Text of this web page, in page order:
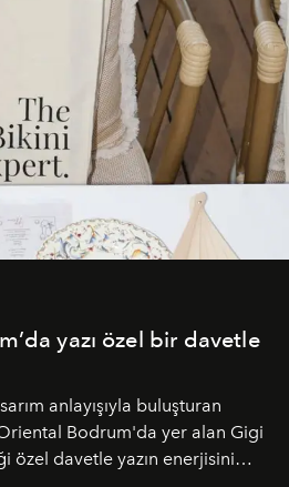
yazı özel bir davetle
anlayışıyla buluşturan
Bodrum'da yer alan Gigi
özel davetle yazın enerjisini